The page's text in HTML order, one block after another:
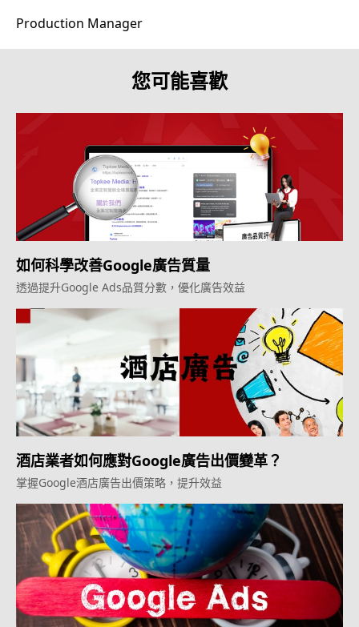
Production Manager
您可能喜歡
如何科學改善Google廣告質量
透過提升Google Ads品質分數，優化廣告效益
酒店業者如何應對Google廣告出價變革？
掌握Google酒店廣告出價策略，提升效益